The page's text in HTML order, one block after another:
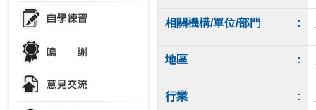
相關機構/單位/部門 :
地區 :
行業 :